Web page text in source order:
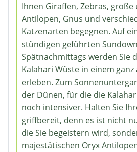
Ihnen Giraffen, Zebras, große
Antilopen, Gnus und
Katzenarten begegnen. Auf
stündigen geführten
Spätnachmittags werden Sie
Kalahari Wüste in einem
erleben. Zum
der Dünen, für die die
noch intensiver. Halten Sie
griffbereit, denn es ist nicht
die Sie begeistern wird,
majestätischen Oryx